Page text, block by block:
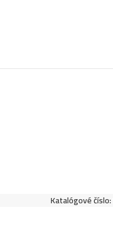
Katalógové číslo: